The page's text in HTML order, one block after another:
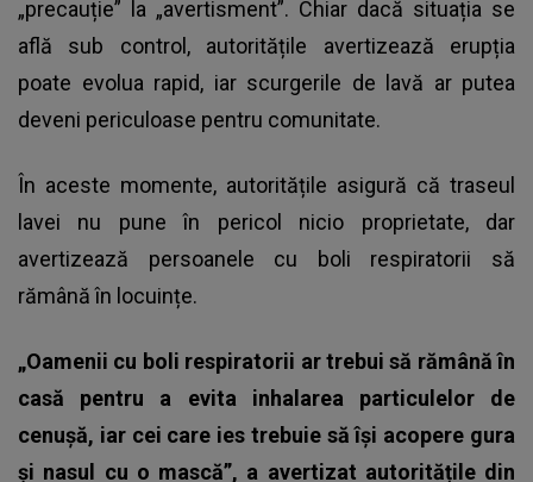
„precauție” la „avertisment”. Chiar dacă situația se
află sub control, autoritățile avertizează erupția
poate evolua rapid, iar scurgerile de lavă ar putea
deveni periculoase pentru comunitate.
În aceste momente, autoritățile asigură că traseul
lavei nu pune în pericol nicio proprietate, dar
avertizează persoanele cu boli respiratorii să
rămână în locuințe.
„Oamenii cu boli respiratorii ar trebui să rămână în
casă pentru a evita inhalarea particulelor de
cenușă, iar cei care ies trebuie să își acopere gura
și nasul cu o mască”, a avertizat autoritățile din